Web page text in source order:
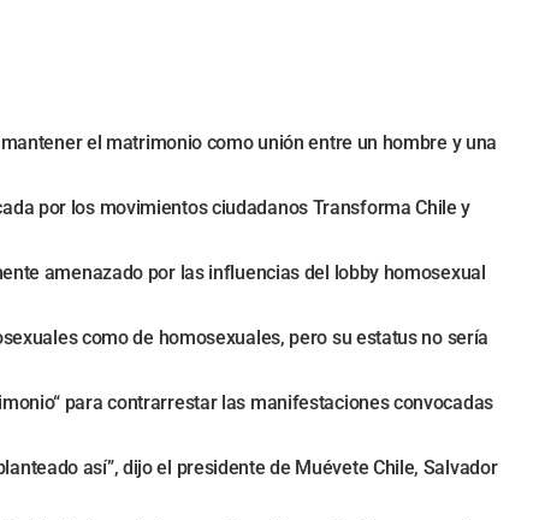
el matrimonio como unión entre un hombre y una
por los movimientos ciudadanos Transforma Chile y
amenazado por las influencias del lobby homosexual
como de homosexuales, pero su estatus no sería
para contrarrestar las manifestaciones convocadas
así”, dijo el presidente de Muévete Chile, Salvador